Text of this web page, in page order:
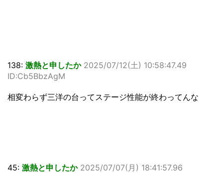
138: 激熱と申したか 2025/07/12(土) 10:58:47.49
ID:Cb5BbzAgM
相変わらず三洋の台ってステージ性能が終わってんな
45: 激熱と申したか 2025/07/07(月) 18:41:57.96